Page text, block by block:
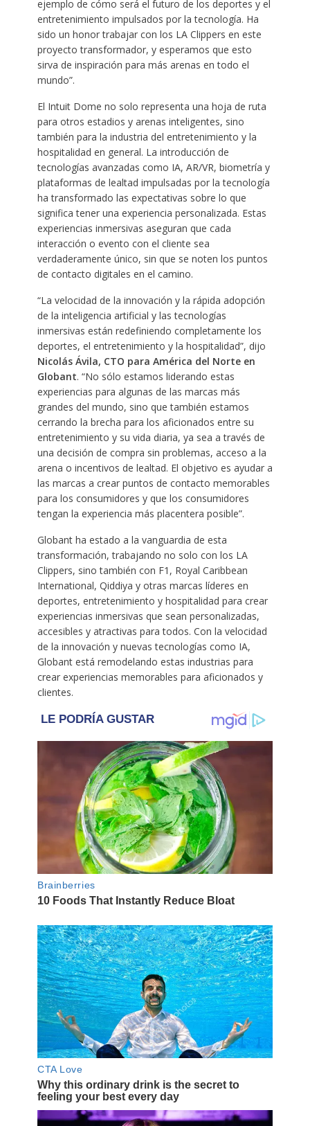
ejemplo de cómo será el futuro de los deportes y el
entretenimiento impulsados por la tecnología. Ha
sido un honor trabajar con los LA Clippers en este
proyecto transformador, y esperamos que esto
sirva de inspiración para más arenas en todo el
mundo”.
El Intuit Dome no solo representa una hoja de ruta
para otros estadios y arenas inteligentes, sino
también para la industria del entretenimiento y la
hospitalidad en general. La introducción de
tecnologías avanzadas como IA, AR/VR, biometría y
plataformas de lealtad impulsadas por la tecnología
ha transformado las expectativas sobre lo que
significa tener una experiencia personalizada. Estas
experiencias inmersivas aseguran que cada
interacción o evento con el cliente sea
verdaderamente único, sin que se noten los puntos
de contacto digitales en el camino.
“La velocidad de la innovación y la rápida adopción
de la inteligencia artificial y las tecnologías
inmersivas están redefiniendo completamente los
deportes, el entretenimiento y la hospitalidad”, dijo
Nicolás Ávila, CTO para América del Norte en
Globant. “No sólo estamos liderando estas
experiencias para algunas de las marcas más
grandes del mundo, sino que también estamos
cerrando la brecha para los aficionados entre su
entretenimiento y su vida diaria, ya sea a través de
una decisión de compra sin problemas, acceso a la
arena o incentivos de lealtad. El objetivo es ayudar a
las marcas a crear puntos de contacto memorables
para los consumidores y que los consumidores
tengan la experiencia más placentera posible”.
Globant ha estado a la vanguardia de esta
transformación, trabajando no solo con los LA
Clippers, sino también con F1, Royal Caribbean
International, Qiddiya y otras marcas líderes en
deportes, entretenimiento y hospitalidad para crear
experiencias inmersivas que sean personalizadas,
accesibles y atractivas para todos. Con la velocidad
de la innovación y nuevas tecnologías como IA,
Globant está remodelando estas industrias para
crear experiencias memorables para aficionados y
clientes.